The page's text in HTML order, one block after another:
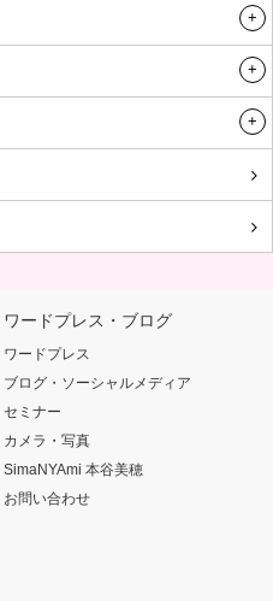
ワードプレス・ブログ
ワードプレス
ブログ・ソーシャルメディア
セミナー
カメラ・写真
SimaNYAmi 本谷美穂
お問い合わせ